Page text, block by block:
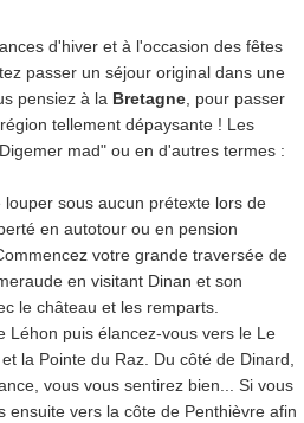
d'hiver et à l'occasion des fêtes
passer un séjour original dans une
pensiez à la Bretagne , pour passer
tellement dépaysante ! Les
mad" ou en d'autres termes :
sous aucun prétexte lors de
en autotour ou en pension
votre grande traversée de
en visitant Dinan et son
le château et les remparts.
Léhon puis élancez-vous vers le Le
la Pointe du Raz. Du côté de Dinard,
vous vous sentirez bien... Si vous
ensuite vers la côte de Penthièvre afin